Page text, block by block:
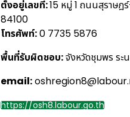
ตั้งอยู่เลขที่:15 หมู่ 1 ถนนสุราษฎ
84100
โทรศัพท์:0 7735 5876
พื้นที่รับผิดชอบ:จังหวัดชุมพร ระ
email:
https://osh8.labour.go.th